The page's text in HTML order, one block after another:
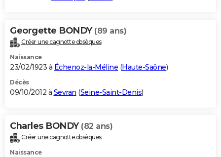
Georgette BONDY (89 ans)
Créer une cagnotte obsèques
Naissance
23/02/1923 à Échenoz-la-Méline (Haute-Saône)
Décès
09/10/2012 à Sevran (Seine-Saint-Denis)
Charles BONDY (82 ans)
Créer une cagnotte obsèques
Naissance